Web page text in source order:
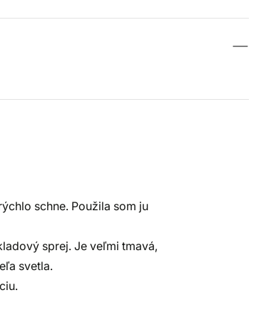
schne. Použila som ju
sprej. Je veľmi tmavá,
svetla.